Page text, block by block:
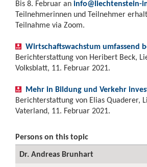
Bis 8. Februar an info@liechtenstein-
Teilnehmerinnen und Teilnehmer
Teilnahme via Zoom.
Wirtschaftswachstum umfassend
Berichterstattung von Heribert Beck,
Volksblatt, 11. Februar 2021.
Mehr in Bildung und Verkehr
Berichterstattung von Elias Quaderer,
Vaterland, 11. Februar 2021.
Persons on this topic
Dr. Andreas Brunhart